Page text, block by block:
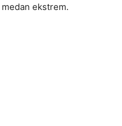
ekstrem.